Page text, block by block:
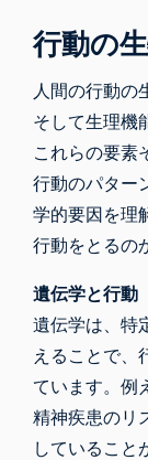
行動の
人間の行動の
そして生理機
これらの要素
行動のパター
学的要因を理
行動をとるの
遺伝学と行動
遺伝学は、特
えることで、
ています。例
精神疾患のリ
していること